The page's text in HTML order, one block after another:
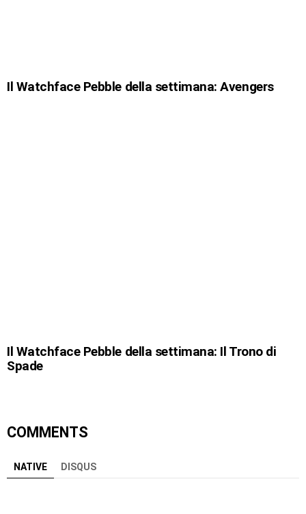
Il Watchface Pebble della settimana: Avengers
Il Watchface Pebble della settimana: Il Trono di
Spade
COMMENTS
NATIVE DISQUS